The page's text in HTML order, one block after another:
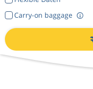
Carry-on baggage